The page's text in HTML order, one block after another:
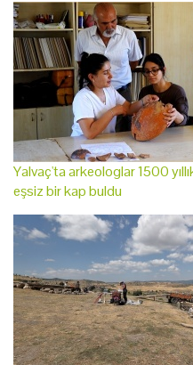
Yalvaç'ta arkeologlar 1500
eşsiz bir kap buldu